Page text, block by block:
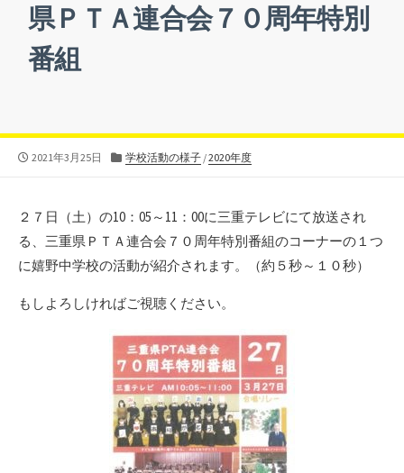
県ＰＴＡ連合会７０周年特別
番組
公
2021年3月25日
カ
ー
学校活動の様子/2020年度
２７日（土）の10：05～11：00に三重テレビにて放送され
る、三重県ＰＴＡ連合会７０周年特別番組のコーナーの１つ
に嬉野中学校の活動が紹介されます。（約５秒～１０秒）
もしよろしければご視聴ください。